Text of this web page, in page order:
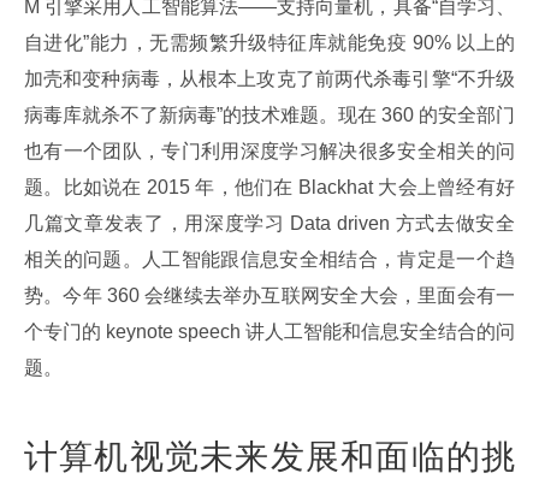
M 引擎采用人工智能算法——支持向量机，具备“自学习、
自进化”能力，无需频繁升级特征库就能免疫 90% 以上的
加壳和变种病毒，从根本上攻克了前两代杀毒引擎“不升级
病毒库就杀不了新病毒”的技术难题。现在 360 的安全部门
也有一个团队，专门利用深度学习解决很多安全相关的问
题。比如说在 2015 年，他们在 Blackhat 大会上曾经有好
几篇文章发表了，用深度学习 Data driven 方式去做安全
相关的问题。人工智能跟信息安全相结合，肯定是一个趋
势。今年 360 会继续去举办互联网安全大会，里面会有一
个专门的 keynote speech 讲人工智能和信息安全结合的问
题。
计算机视觉未来发展和面临的挑